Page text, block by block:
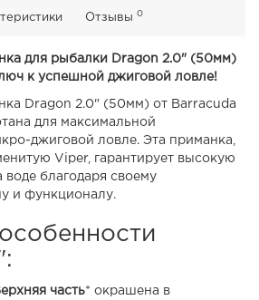
Отзывы 0
для рыбалки Dragon 2.0" (50мм)
к успешной джиговой ловле!
Dragon 2.0" (50мм) от Barracuda
для максимальной
джиговой ловле. Эта приманка,
Viper, гарантирует высокую
воде благодаря своему
и функционалу.
часть* окрашена в